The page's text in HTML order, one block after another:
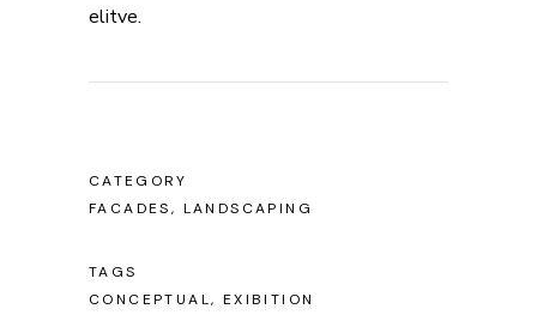
elitve.
CATEGORY
FACADES, LANDSCAPING
TAGS
CONCEPTUAL, EXIBITION